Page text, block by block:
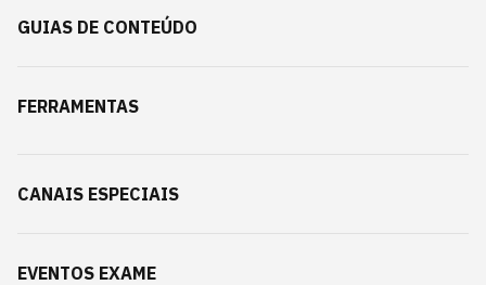
GUIAS DE CONTEÚDO
FERRAMENTAS
CANAIS ESPECIAIS
EVENTOS EXAME